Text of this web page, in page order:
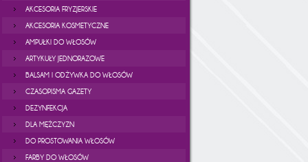
AKCESORIA FRYZJERSKIE
AKCESORIA KOSMETYCZNE
AMPUŁKI DO WŁOSÓW
ARTYKUŁY JEDNORAZOWE
BALSAM I ODŻYWKA DO WŁOSÓW
CZASOPISMA GAZETY
DEZYNFEKCJA
DLA MĘŻCZYZN
DO PROSTOWANIA WŁOSÓW
FARBY DO WŁOSÓW